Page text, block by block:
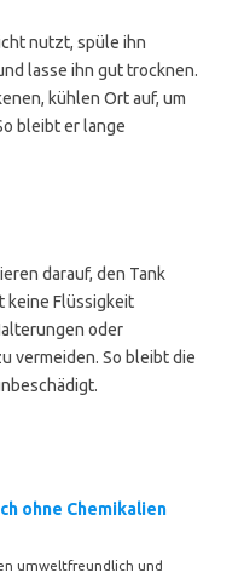
nutzt, spüle ihn
lasse ihn gut trocknen.
kühlen Ort auf, um
bleibt er lange
darauf, den Tank
keine Flüssigkeit
oder
vermeiden. So bleibt die
ohne Chemikalien
umweltfreundlich und